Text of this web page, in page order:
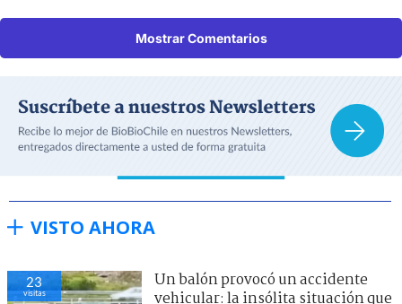
Mostrar Comentarios
VISTO AHORA
23
visitas
Un balón provocó un accidente
vehicular: la insólita situación que